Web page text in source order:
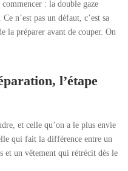
: la double gaze
n’est pas un défaut, c’est sa
la préparer avant de couper. On
l’étape
et celle qu’on a le plus envie
qui fait la différence entre un
et un vêtement qui rétrécit dès le